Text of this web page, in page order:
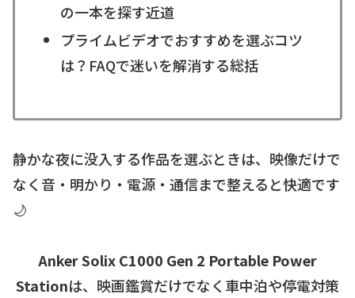
の一本を探す近道
プライムビデオでおすすめを選ぶコツ
は？FAQで迷いを解消する総括
静かな夜に没入する作品を選ぶときは、映像だけで
なく音・明かり・電源・通信まで整えると快適です
🌙
Anker Solix C1000 Gen 2 Portable Power
Stationは、映画鑑賞だけでなく車中泊や停電対策